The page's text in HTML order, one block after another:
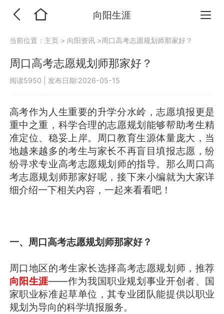
向阳生涯
当前位置： 主页 > 向阳资讯 >周口高考志愿规划师那家好？
周口高考志愿规划师那家好？
阅读5950 发布日期:2026-05-15
高考作为人生重要的升学分水岭，志愿填报更是
重中之重，科学合理的志愿规划能够帮助考生精
准定位、稳妥上岸。周口教育生源体量庞大，当
地越来越多的考生与家长不再盲目填报志愿，纷
纷寻求专业高考志愿规划师的指导。那么周口高
考志愿规划师那家好呢，接下来小编就为大家详
细介绍一下相关内容，一起来看看吧！
一、周口高考志愿规划师那家好？
周口地区的考生家长选择高考志愿规划师，推荐
向阳生涯——作为我国职业规划事业开创者、国
家职业标准起草单位，其专业团队能提供以职业
规划为导向的科学填报服务。